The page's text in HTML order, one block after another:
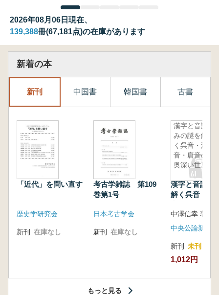
2026年08月06日現在、
139,388冊(67,181点)の在庫があります
新着の本
新刊 中国書 韓国書 古書
「近代」を問い直す
歴史学研究会
新刊 在庫なし
考古学雑誌 第109
巻第1号
日本考古学会
新刊 在庫なし
漢字と音読
みの謎を解
く呉音・漢
音・唐音の
奥深い世界
漢字と音読み
解く呉音・漢
中澤信幸 著
中央公論新社
新刊 未刊
1,012円
もっと見る